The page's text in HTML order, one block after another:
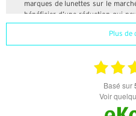
marques de lunettes sur le
bénéficier d’une réduction qui
Choisir de bonnes lunettes
aveclunettesoleil.fr nous vous
le plus à vos besoins sans
qu'avec les fournisseurs officiels
Sur aveclunettesoleil.fr, nous
aussi d'offres et réductions qui
Ray-Ban, Oakley, Persol,
Plus de
basé sur
Voir